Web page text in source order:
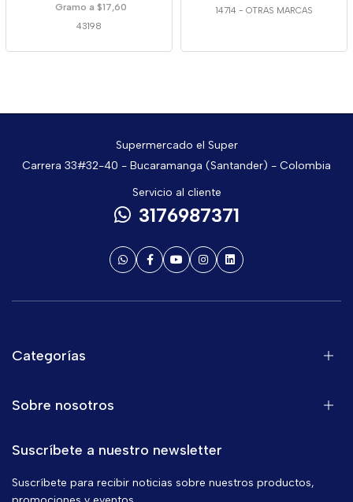
Gramo a $17,60
43198
14714 - OTRAS MARCAS
Supermercado el Super
Carrera 33#32-40 - Bucaramanga (Santander) - Colombia
Servicio al cliente
3176987371
Categorías
Sobre nosotros
Suscríbete a nuestro newsletter
Suscríbete para recibir noticias sobre nuestros productos,